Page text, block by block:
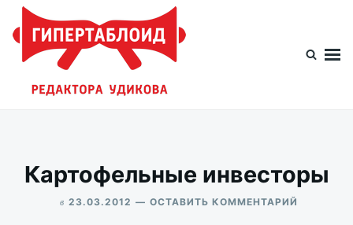
Перейти
содержимому
Искать:
Картофельные инвесторы
в 23.03.2012 ОСТАВИТЬ КОММЕНТАРИЙ